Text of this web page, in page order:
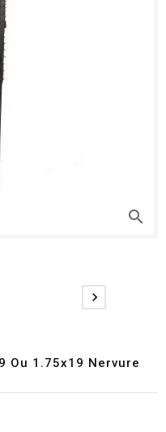
search

Ou 1.75x19 Nervure